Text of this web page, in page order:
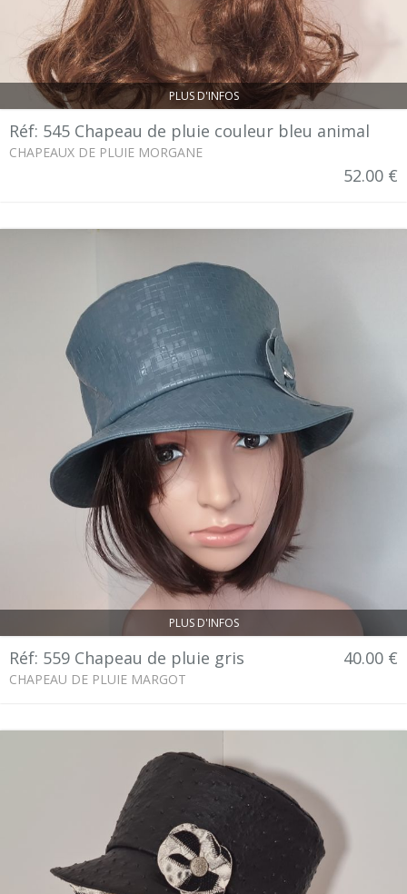
PLUS D'INFOS
Réf: 545 Chapeau de pluie couleur bleu animal
CHAPEAUX DE PLUIE MORGANE
52.00 €
PLUS D'INFOS
Réf: 559 Chapeau de pluie gris
CHAPEAU DE PLUIE MARGOT
40.00 €